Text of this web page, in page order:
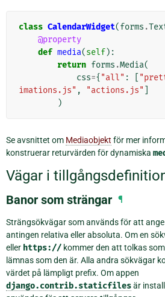
class CalendarWidget(forms .
@property
def media(self):
return forms .Media(
css={ "all" :
imations.js" , "actions.js"
)
Se avsnittet om Mediaobjekt för mer
konstruerar returvärden för dynamiska
Vägar i
Banor som strängar ¶
Strängsökvägar som används för att
antingen relativa eller absoluta. Om en
eller https:// kommer den att tolkas
lämnas som den är. Alla andra sökvägar
värdet på lämpligt prefix. Om appen
django.contrib.staticfilesär